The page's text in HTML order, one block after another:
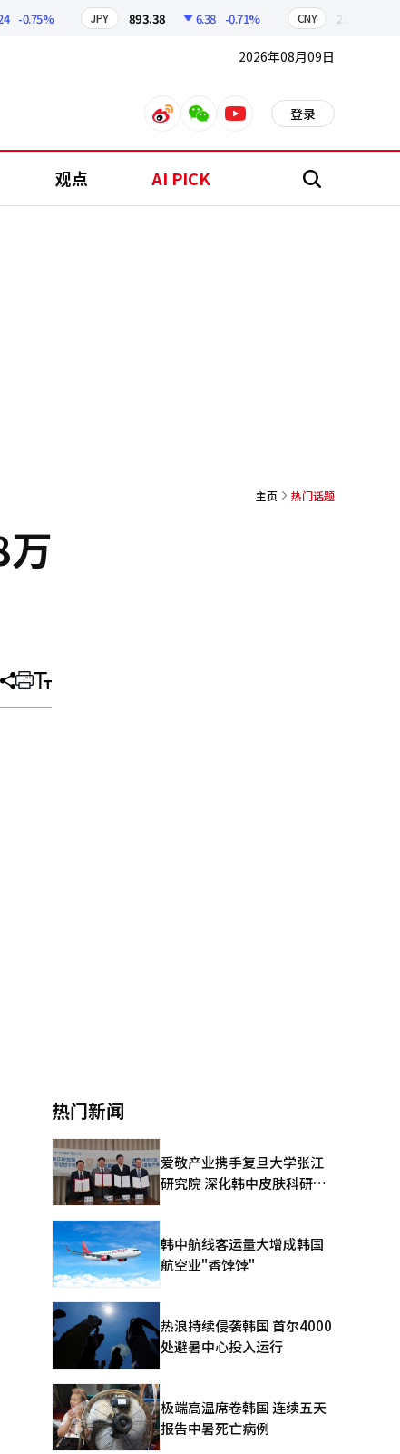
JPY 893.38 6.38 -0.71% CNY 209.17
2026年08月09日
weiboweixinyoutube 登录
观点 AI PICK 搜
主页 热门话题
分
文
打 调
大
热门新闻
爱敬产业携手复旦大学张江
研究院 深化韩中皮肤科研合
韩中航线客运量大增成韩国
航空业"香饽饽"
热浪持续侵袭韩国 首尔4000
处避暑中心投入运行
极端高温席卷韩国 连续五天
报告中暑死亡病例